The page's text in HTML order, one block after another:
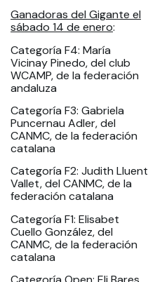
Ganadoras del Gigante el
sábado 14 de enero:
Categoría F4: María
Vicinay Pinedo, del club
WCAMP, de la federación
andaluza
Categoría F3: Gabriela
Puncernau Adler, del
CANMC, de la federación
catalana
Categoría F2: Judith Lluent
Vallet, del CANMC, de la
federación catalana
Categoría F1: Elisabet
Cuello González, del
CANMC, de la federación
catalana